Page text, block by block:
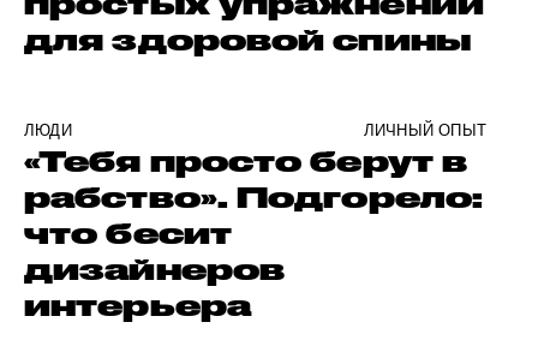
для здоровой спины
ЛЮДИ ЛИЧНЫЙ ОПЫТ
«Тебя просто берут в
рабство». Подгорело:
что бесит
дизайнеров
интерьера